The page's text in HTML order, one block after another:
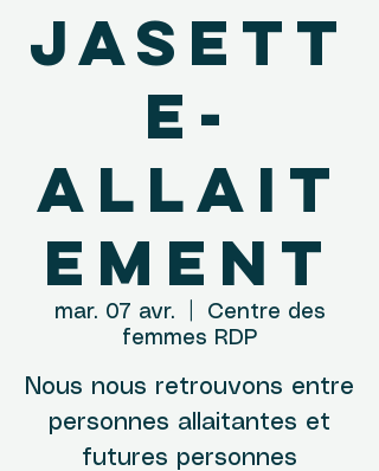
Jasett
e-
allait
ement
mar. 07 avr.
Centre des
femmes RDP
Nous nous retrouvons entre
personnes allaitantes et
futures personnes